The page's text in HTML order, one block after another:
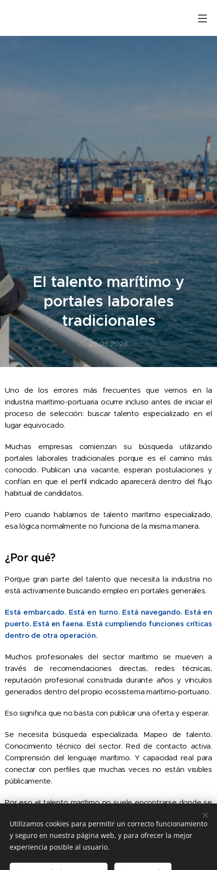
El talento marítimo y
portales laborales
tradicionales
26.05.2026
Uno de los errores más frecuentes que vemos en la
industria marítimo-portuaria ocurre incluso antes de iniciar el
proceso de selección: buscar talento especializado en el
lugar equivocado.
Muchas empresas comienzan su búsqueda utilizando
portales laborales tradicionales porque es el camino más
conocido. Publican una vacante, esperan postulaciones y
confían en que el perfil indicado aparecerá dentro del flujo
habitual de candidatos.
Pero cuando hablamos de talento marítimo especializado,
esa lógica normalmente no funciona de la misma manera.
¿Por qué?
Porque gran parte del talento que necesita la industria no
está activamente buscando empleo en portales generales.
Está embarcado. Está en turno. Está navegando. Está en
puerto. Está en faena. Está cumpliendo funciones críticas
dentro de otra operación.
Muchos profesionales del sector marítimo se mueven a
través de recomendaciones directas, redes técnicas,
reputación profesional construida durante años y vínculos
generados dentro del propio ecosistema marítimo-portuario.
Eso significa que no basta con publicar una oferta y esperar.
Se necesita búsqueda especializada. Mapeo de talento.
Conocimiento técnico del sector. Red de contacto activa.
Comprensión del lenguaje marítimo. Y capacidad real para
conectar con perfiles que muchas veces no están visibles
públicamente.
Por eso el talento marítimo no suele encontrarse donde se
Encontrarlo exige una metodología distinta. Una mirada más
específica. Y una comprensión profunda del funcionamiento
Utilizamos cookies para permitir un correcto funcionamiento
y seguro en nuestra página web, y para ofrecer la mejor
experiencia posible al usuario.